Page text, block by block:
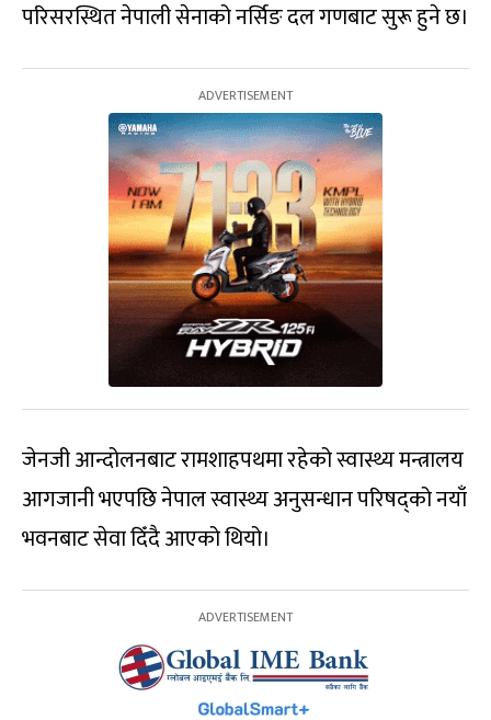
परिसरस्थित नेपाली सेनाको नर्सिङ दल गणबाट सुरू हुने छ।
जेनजी आन्दोलनबाट रामशाहपथमा रहेको स्वास्थ्य मन्त्रालय
आगजानी भएपछि नेपाल स्वास्थ्य अनुसन्धान परिषद्को नयाँ
भवनबाट सेवा दिँदै आएको थियो।